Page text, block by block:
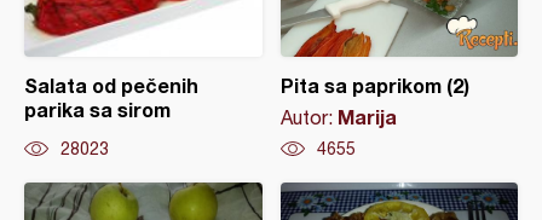
Salata od pečenih
parika sa sirom
28023
Pita sa paprikom (2)
Autor: Marija
4655